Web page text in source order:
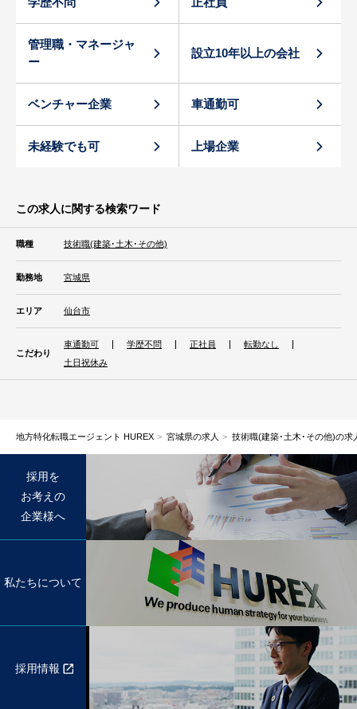
管理職・マネージャ
ー
設立10年以上の会社
ベンチャー企業 車通勤可
未経験でも可 上場企業
この求人に関する検索ワード
職種 技術職(建築･土木･その他)
勤務地 宮城県
エリア 仙台市
こだわり
車通勤可 学歴不問 正社員
転勤なし
土日祝休み
地方特化転職エージェント HUREX 宮城県の求人 技術職(建築･土木･その他)の求
採用情報
私たちについて
採用を
お考えの
企業様へ